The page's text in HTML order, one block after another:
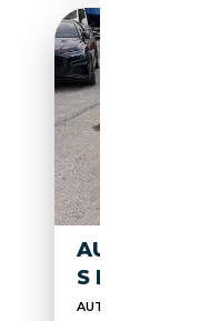
AUDI Q3
S LINE
AUTO VISIONABILE IN